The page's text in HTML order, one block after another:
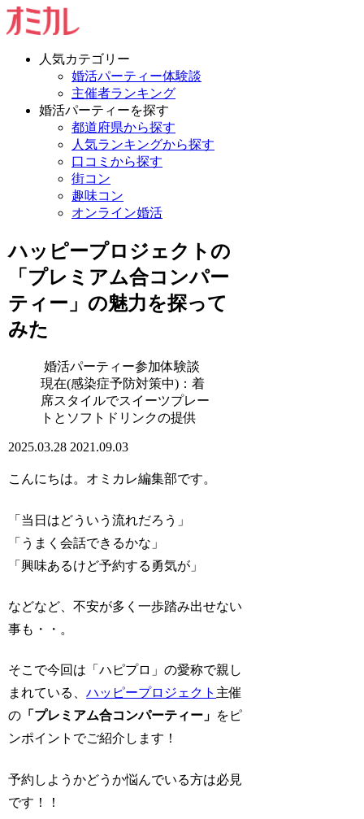
人気カテゴリー
婚活パーティー体験談
主催者ランキング
婚活パーティーを探す
都道府県から探す
人気ランキングから探す
口コミから探す
街コン
趣味コン
オンライン婚活
ハッピープロジェクトの
「プレミアム合コンパー
ティー」の魅力を探って
みた
婚活パーティー参加体験談
現在(感染症予防対策中)：着
席スタイルでスイーツプレー
トとソフトドリンクの提供
2025.03.28 2021.09.03
こんにちは。オミカレ編集部です。
「当日はどういう流れだろう」
「うまく会話できるかな」
「興味あるけど予約する勇気が」
などなど、不安が多く一歩踏み出せない
事も・・。
そこで今回は「ハピプロ」の愛称で親し
まれている、ハッピープロジェクト 主催
の 「プレミアム合コンパーティー」 をピ
ンポイントでご紹介します！
予約しようかどうか悩んでいる方は必見
です！！